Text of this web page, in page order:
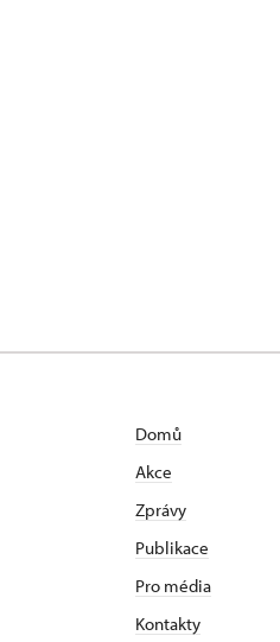
Domů
Akce
Zprávy
Publikace
Pro média
Kontakty